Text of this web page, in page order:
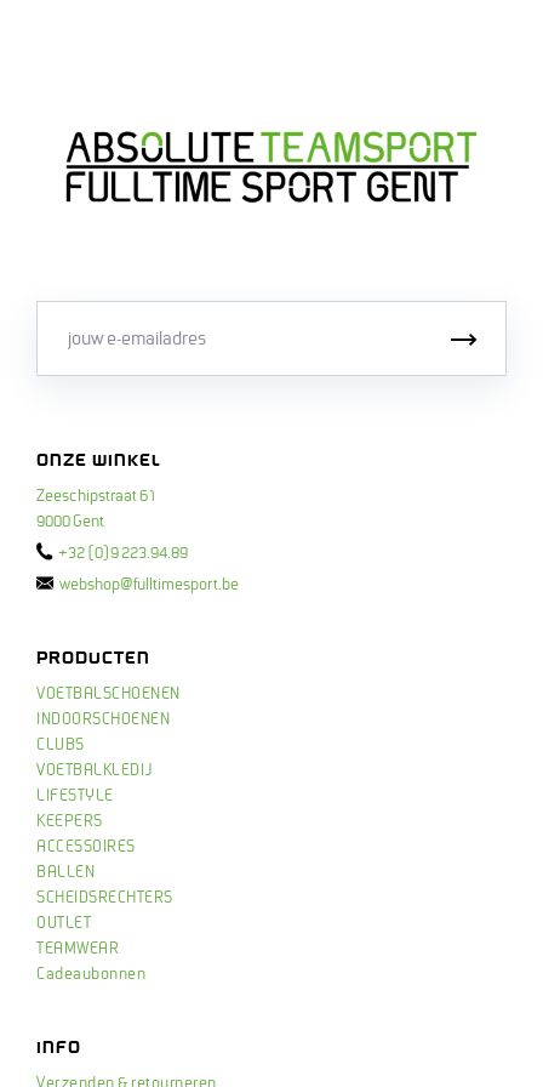
ONZE WINKEL
Zeeschipstraat 61
9000 Gent
+32 (0)9 223.94.89
webshop@fulltimesport.be
PRODUCTEN
VOETBALSCHOENEN
INDOORSCHOENEN
CLUBS
VOETBALKLEDIJ
LIFESTYLE
KEEPERS
ACCESSOIRES
BALLEN
SCHEIDSRECHTERS
OUTLET
TEAMWEAR
Cadeaubonnen
INFO